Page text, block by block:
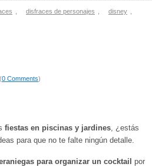
disfraces de personajes disney
0 Comments)
fiestas en piscinas y jardines, ¿estás
para que no te falte ningún detalle.
para organizar un cocktail por